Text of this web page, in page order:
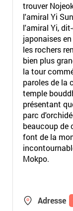
trouver
l'amiral Yi
l'amiral Yi,
japonaises
les rochers
bien plus
la tour
paroles de la
temple
présentant
parc
beaucoup de
font de la
Mokpo.
Adresse